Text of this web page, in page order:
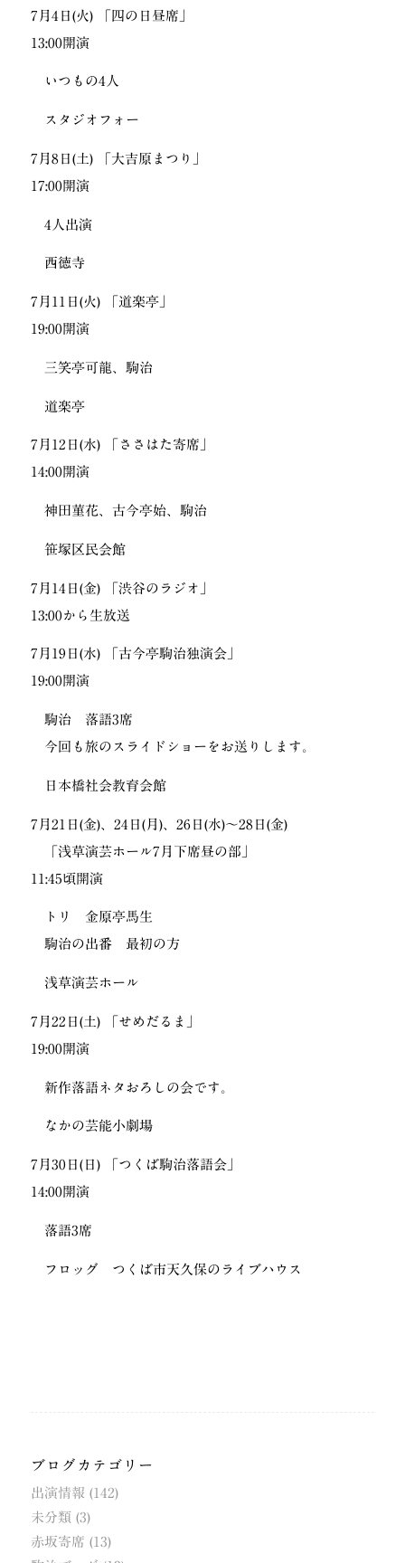
7月4日(火) 「四の日昼席」
13:00開演
いつもの4人
スタジオフォー
7月8日(土) 「大吉原まつり」
17:00開演
4人出演
西徳寺
7月11日(火) 「道楽亭」
19:00開演
三笑亭可龍、駒治
道楽亭
7月12日(水) 「ささはた寄席」
14:00開演
神田菫花、古今亭始、駒治
笹塚区民会館
7月14日(金) 「渋谷のラジオ」
13:00から生放送
7月19日(水) 「古今亭駒治独演会」
19:00開演
駒治 落語3席
今回も旅のスライドショーをお送りします。
日本橋社会教育会館
7月21日(金)、24日(月)、26日(水)〜28日(金)
「浅草演芸ホール7月下席昼の部」
11:45頃開演
トリ 金原亭馬生
駒治の出番 最初の方
浅草演芸ホール
7月22日(土) 「せめだるま」
19:00開演
新作落語ネタおろしの会です。
なかの芸能小劇場
7月30日(日) 「つくば駒治落語会」
14:00開演
落語3席
フロッグ つくば市天久保のライブハウス
ブログカテゴリー
出演情報 (142)
未分類 (3)
赤坂寄席 (13)